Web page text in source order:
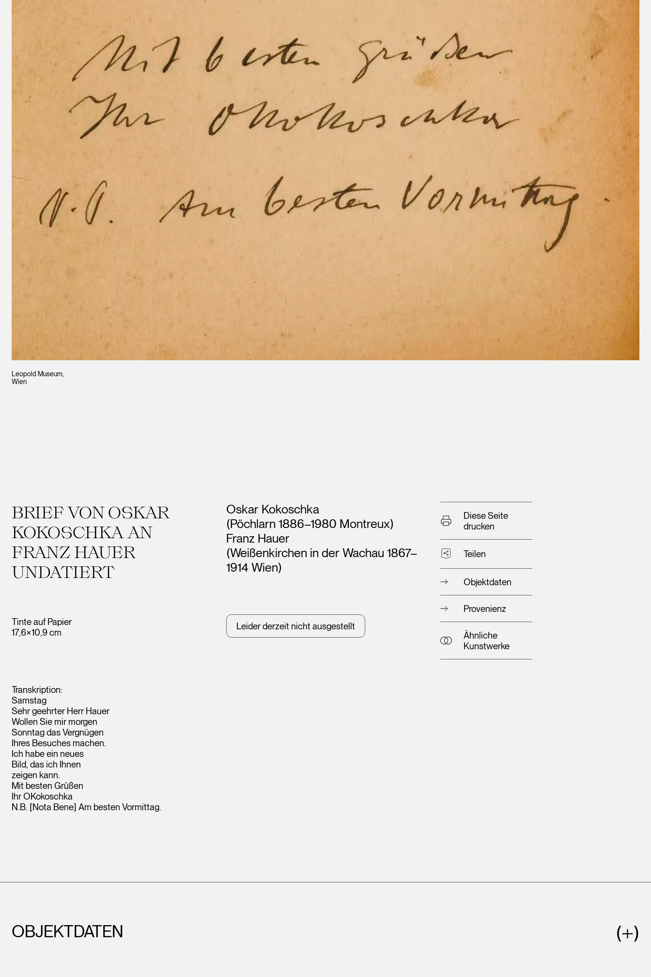
Leopold Museum,
Wien
BRIEF VON OSKAR
KOKOSCHKA AN
FRANZ HAUER
UNDATIERT
Tinte auf Papier
17,6×10,9 cm
Künstler*innen
Oskar Kokoschka
(Pöchlarn 1886–1980 Montreux)
Franz Hauer
(Weißenkirchen in der Wachau 1867–
1914 Wien)
Leider derzeit nicht ausgestellt
Diese Seite
drucken
Teilen
Objektdaten
Provenienz
Ähnliche
Kunstwerke
Transkription:
Samstag
Sehr geehrter Herr Hauer
Wollen Sie mir morgen
Sonntag das Vergnügen
Ihres Besuches machen.
Ich habe ein neues
Bild, das ich Ihnen
zeigen kann.
Mit besten Grüßen
Ihr OKokoschka
N.B. [Nota Bene] Am besten Vormittag.
OBJEKTDATEN